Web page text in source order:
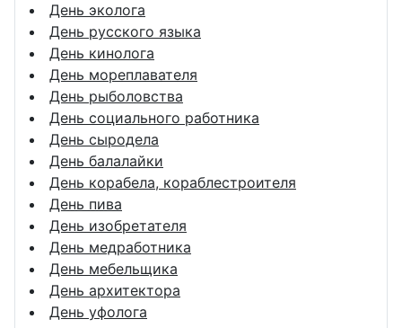
День эколога
День русского языка
День кинолога
День мореплавателя
День рыболовства
День социального работника
День сыродела
День балалайки
День корабела, кораблестроителя
День пива
День изобретателя
День медработника
День мебельщика
День архитектора
День уфолога